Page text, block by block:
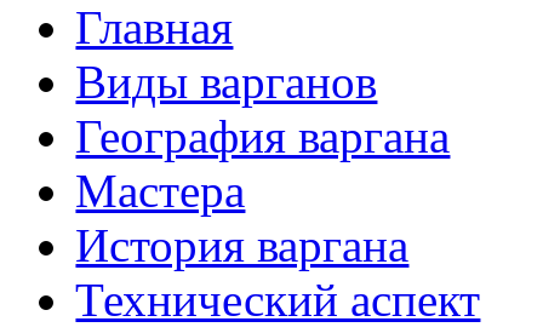
Главная
Виды варганов
География варгана
Мастера
История варгана
Технический аспект